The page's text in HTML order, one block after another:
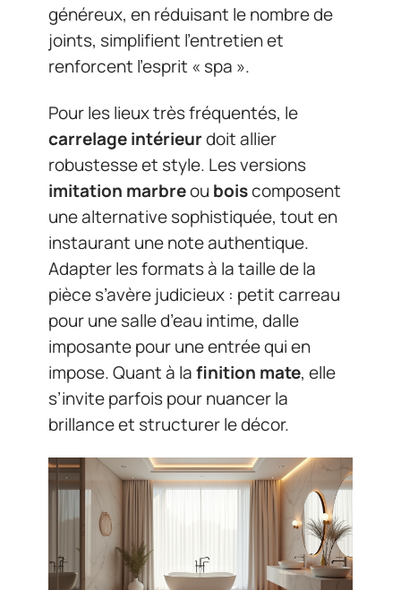
généreux, en réduisant le nombre de
joints, simplifient l’entretien et
renforcent l’esprit « spa ».
Pour les lieux très fréquentés, le
carrelage intérieurdoit allier
robustesse et style. Les versions
imitation marbreou boiscomposent
une alternative sophistiquée, tout en
instaurant une note authentique.
Adapter les formats à la taille de la
pièce s’avère judicieux : petit carreau
pour une salle d’eau intime, dalle
imposante pour une entrée qui en
impose. Quant à lafinition mate, elle
s’invite parfois pour nuancer la
brillance et structurer le décor.